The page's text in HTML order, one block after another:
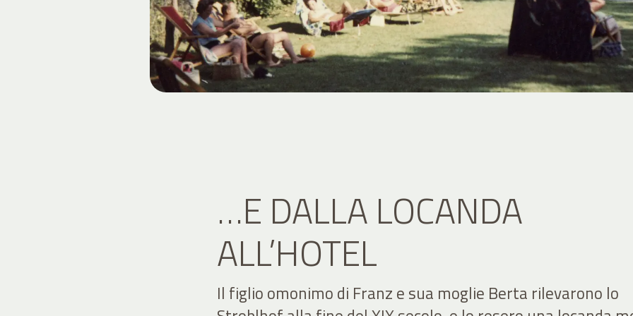
…E DALLA LOCANDA
ALL’HOTEL
Il figlio omonimo di Franz e sua moglie Berta rilevarono lo